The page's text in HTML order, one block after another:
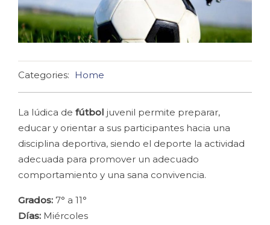
Categories: Home
La lúdica de fútbol juvenil permite preparar,
educar y orientar a sus participantes hacia una
disciplina deportiva, siendo el deporte la actividad
adecuada para promover un adecuado
comportamiento y una sana convivencia.
Grados: 7° a 11°
Días: Miércoles